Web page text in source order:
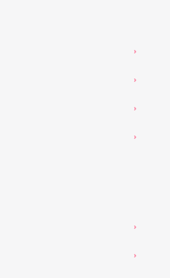
›
›
›
›
›
›